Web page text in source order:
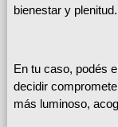
bienestar y plenitud.
En tu caso, podés
decidir
más luminoso,